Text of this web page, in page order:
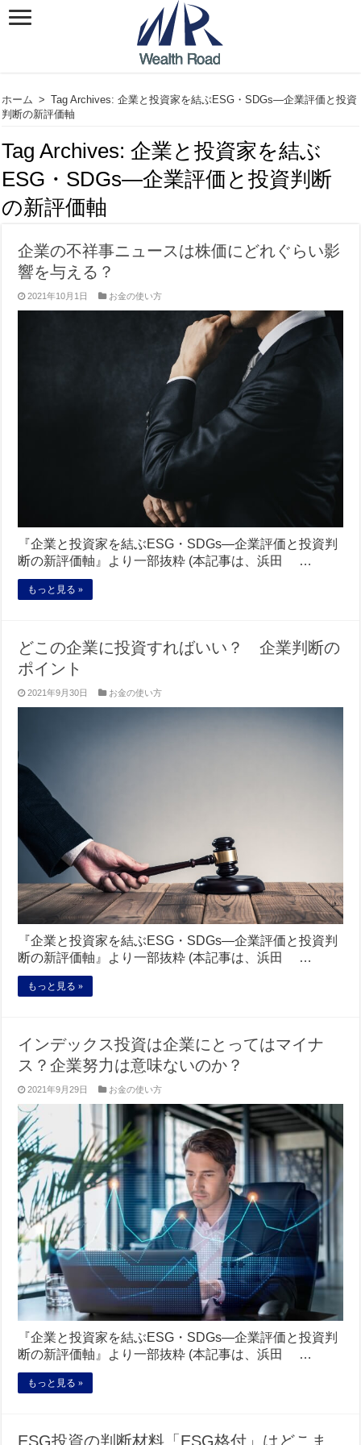
ホーム > Tag Archives: 企業と投資家を結ぶESG・SDGs―企業評価と投資
判断の新評価軸
Tag Archives:企業と投資家を結ぶ
ESG・SDGs―企業評価と投資判断
の新評価軸
企業の不祥事ニュースは株価にどれぐらい影
響を与える？
2021年10月1日 お金の使い方
『企業と投資家を結ぶESG・SDGs―企業評価と投資判
断の新評価軸』より一部抜粋 (本記事は、浜田 …
もっと見る »
どこの企業に投資すればいい？ 企業判断の
ポイント
2021年9月30日 お金の使い方
『企業と投資家を結ぶESG・SDGs―企業評価と投資判
断の新評価軸』より一部抜粋 (本記事は、浜田 …
もっと見る »
インデックス投資は企業にとってはマイナ
ス？企業努力は意味ないのか？
2021年9月29日 お金の使い方
『企業と投資家を結ぶESG・SDGs―企業評価と投資判
断の新評価軸』より一部抜粋 (本記事は、浜田 …
もっと見る »
ESG投資の判断材料「ESG格付」はどこま